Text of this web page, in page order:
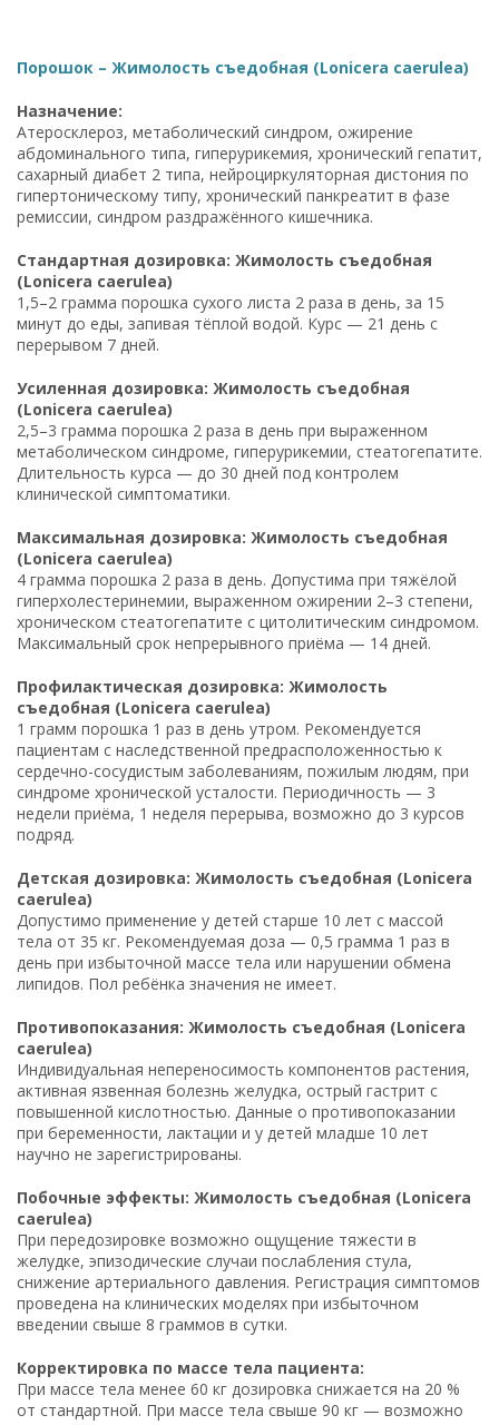
Порошок – Жимолость съедобная (Lonicera caerulea)
Назначение:
Атеросклероз, метаболический синдром, ожирение
абдоминального типа, гиперурикемия, хронический гепатит,
сахарный диабет 2 типа, нейроциркуляторная дистония по
гипертоническому типу, хронический панкреатит в фазе
ремиссии, синдром раздражённого кишечника.
Стандартная дозировка: Жимолость съедобная
(Lonicera caerulea)
1,5–2 грамма порошка сухого листа 2 раза в день, за 15
минут до еды, запивая тёплой водой. Курс — 21 день с
перерывом 7 дней.
Усиленная дозировка: Жимолость съедобная
(Lonicera caerulea)
2,5–3 грамма порошка 2 раза в день при выраженном
метаболическом синдроме, гиперурикемии, стеатогепатите.
Длительность курса — до 30 дней под контролем
клинической симптоматики.
Максимальная дозировка: Жимолость съедобная
(Lonicera caerulea)
4 грамма порошка 2 раза в день. Допустима при тяжёлой
гиперхолестеринемии, выраженном ожирении 2–3 степени,
хроническом стеатогепатите с цитолитическим синдромом.
Максимальный срок непрерывного приёма — 14 дней.
Профилактическая дозировка: Жимолость
съедобная (Lonicera caerulea)
1 грамм порошка 1 раз в день утром. Рекомендуется
пациентам с наследственной предрасположенностью к
сердечно-сосудистым заболеваниям, пожилым людям, при
синдроме хронической усталости. Периодичность — 3
недели приёма, 1 неделя перерыва, возможно до 3 курсов
подряд.
Детская дозировка: Жимолость съедобная (Lonicera
caerulea)
Допустимо применение у детей старше 10 лет с массой
тела от 35 кг. Рекомендуемая доза — 0,5 грамма 1 раз в
день при избыточной массе тела или нарушении обмена
липидов. Пол ребёнка значения не имеет.
Противопоказания: Жимолость съедобная (Lonicera
caerulea)
Индивидуальная непереносимость компонентов растения,
активная язвенная болезнь желудка, острый гастрит с
повышенной кислотностью. Данные о противопоказании
при беременности, лактации и у детей младше 10 лет
научно не зарегистрированы.
Побочные эффекты: Жимолость съедобная (Lonicera
caerulea)
При передозировке возможно ощущение тяжести в
желудке, эпизодические случаи послабления стула,
снижение артериального давления. Регистрация симптомов
проведена на клинических моделях при избыточном
введении свыше 8 граммов в сутки.
Корректировка по массе тела пациента:
При массе тела менее 60 кг дозировка снижается на 20 %
от стандартной. При массе тела свыше 90 кг — возможно